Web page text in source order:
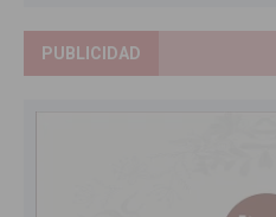
PUBLICIDAD